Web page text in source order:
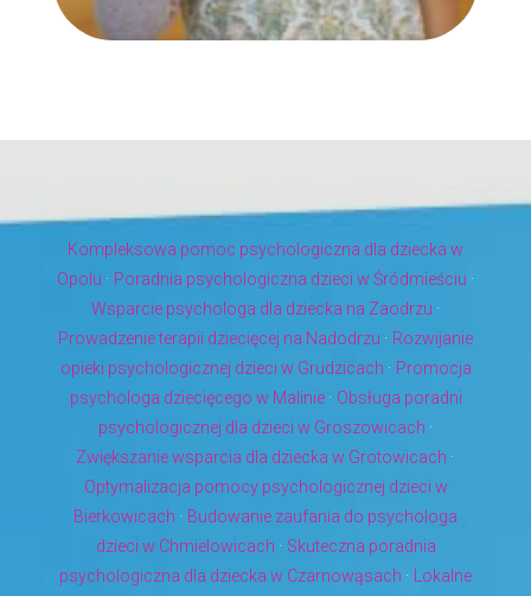
Kompleksowa pomoc psychologiczna dla dziecka w
Opolu · Poradnia psychologiczna dzieci w Śródmieściu ·
Wsparcie psychologa dla dziecka na Zaodrzu ·
Prowadzenie terapii dziecięcej na Nadodrzu · Rozwijanie
opieki psychologicznej dzieci w Grudzicach · Promocja
psychologa dziecięcego w Malinie· Obsługa poradni
psychologicznej dla dzieci w Groszowicach ·
Zwiększanie wsparcia dla dziecka w Grotowicach ·
Optymalizacja pomocy psychologicznej dzieci w
Bierkowicach · Budowanie zaufania do psychologa
dzieci w Chmielowicach · Skuteczna poradnia
psychologiczna dla dziecka w Czarnowąsach ·
Lokalne